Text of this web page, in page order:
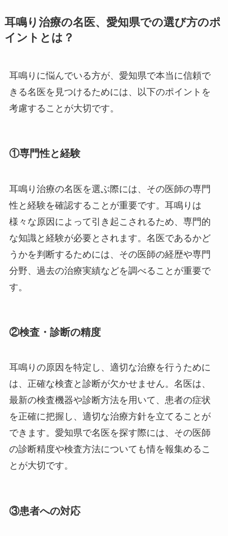
耳鳴り治療の名医、愛知県での選び方のポ
イントとは？
耳鳴りに悩んでいる方が、愛知県で本当に信頼で
きる名医を見つけるためには、以下のポイントを
考慮することが大切です。
①専門性と経験
耳鳴り治療の名医を選ぶ際には、その医師の専門
性と経験を確認することが重要です。耳鳴りは
様々な原因によって引き起こされるため、専門的
な知識と経験が必要とされます。名医であるかど
うかを判断するためには、その医師の経歴や専門
分野、過去の治療実績などを調べることが重要で
す。
②検査・診断の精度
耳鳴りの原因を特定し、適切な治療を行うために
は、正確な検査と診断が欠かせません。名医は、
最新の検査機器や診断方法を用いて、患者の症状
を正確に把握し、適切な治療方針を立てることが
できます。愛知県で名医を探す際には、その医師
の診断精度や検査方法についても情を報集めるこ
とが大切です。
③患者への対応